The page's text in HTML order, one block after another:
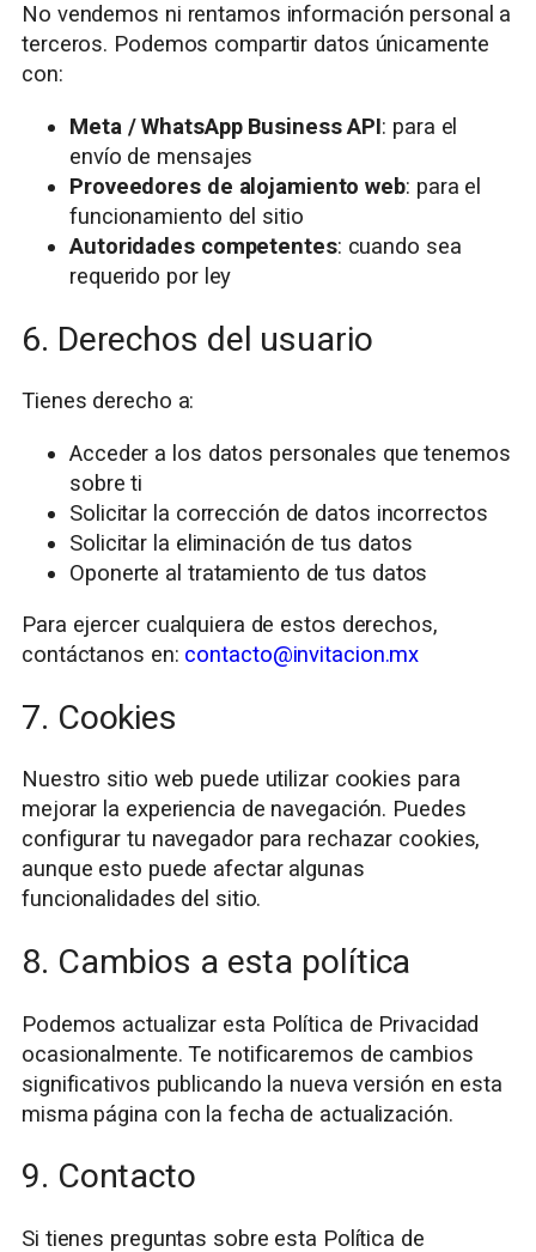
No vendemos ni rentamos información personal a
terceros. Podemos compartir datos únicamente
con:
Meta / WhatsApp Business API: para el
envío de mensajes
Proveedores de alojamiento web: para el
funcionamiento del sitio
Autoridades competentes: cuando sea
requerido por ley
6. Derechos del usuario
Tienes derecho a:
Acceder a los datos personales que tenemos
sobre ti
Solicitar la corrección de datos incorrectos
Solicitar la eliminación de tus datos
Oponerte al tratamiento de tus datos
Para ejercer cualquiera de estos derechos,
contáctanos en: contacto@invitacion.mx
7. Cookies
Nuestro sitio web puede utilizar cookies para
mejorar la experiencia de navegación. Puedes
configurar tu navegador para rechazar cookies,
aunque esto puede afectar algunas
funcionalidades del sitio.
8. Cambios a esta política
Podemos actualizar esta Política de Privacidad
ocasionalmente. Te notificaremos de cambios
significativos publicando la nueva versión en esta
misma página con la fecha de actualización.
9. Contacto
Si tienes preguntas sobre esta Política de